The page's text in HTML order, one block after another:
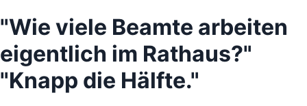
"Wie viele Beamte arbeiten
eigentlich im Rathaus?"
"Knapp die Hälfte."